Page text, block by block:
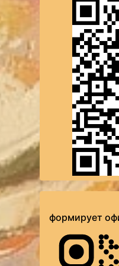
формирует